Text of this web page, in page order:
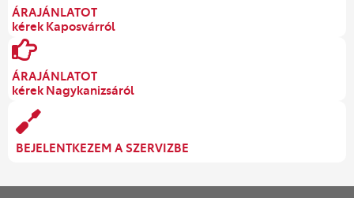
ÁRAJÁNLATOT
kérek Kaposvárról
ÁRAJÁNLATOT
kérek Nagykanizsáról
BEJELENTKEZEM A SZERVIZBE